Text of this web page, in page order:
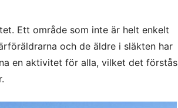
Ett område som inte är helt enkelt
och de äldre i släkten har
en aktivitet för alla, vilket det förstås